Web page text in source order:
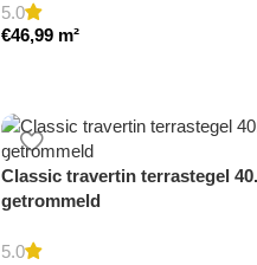
5.0
€46,99 m²
Classic travertin terrastegel
getrommeld
5.0